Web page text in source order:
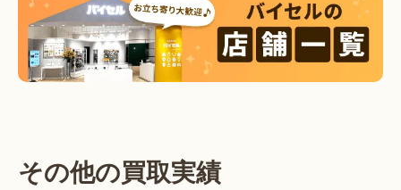
その他の買取実績